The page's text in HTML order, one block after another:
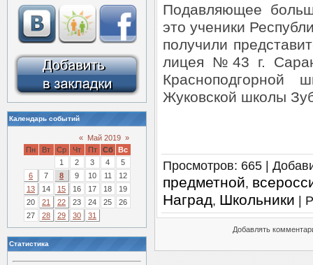
Календарь событий
« Май 2019 »
Пн
Вт Ср Чт Пт Сб
Вс
1
2 3 4
5
6
7 8 9 10 11
12
13
14 15 16 17 18
19
20
21 22 23 24 25
26
27
28 29 30 31
Статистика
Подавляющее
это ученики
получили
лицея №43 г.
Красноподгорной
Жуковской школы
Просмотров: 665 |
предметной,
Наград, Школьники
Добавлять